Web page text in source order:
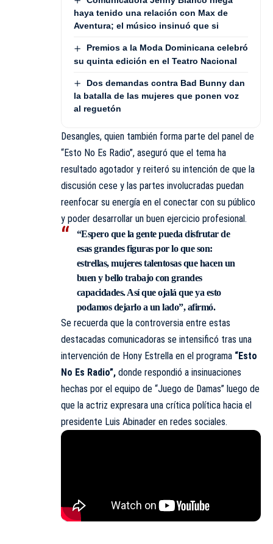
haya tenido una relación con Max de
Aventura; el músico insinuó que si
Premios a la Moda Dominicana celebró
su quinta edición en el Teatro Nacional
Dos demandas contra Bad Bunny dan
la batalla de las mujeres que ponen voz
al reguetón
Desangles, quien también forma parte del panel de
“Esto No Es Radio”, aseguró que el tema ha
resultado agotador y reiteró su intención de que la
discusión cese y las partes involucradas puedan
reenfocar su energía en el conectar con su público
y poder desarrollar un buen ejercicio profesional.
“Espero que la gente pueda disfrutar de
esas grandes figuras por lo que son:
estrellas, mujeres talentosas que hacen un
buen y bello trabajo con grandes
capacidades. Así que ojalá que ya esto
podamos dejarlo a un lado”, afirmó.
Se recuerda que la controversia entre estas
destacadas comunicadoras se intensificó tras una
intervención de Hony Estrella en el programa “Esto
No Es Radio”, donde respondió a insinuaciones
hechas por el equipo de “Juego de Damas” luego de
que la actriz expresara una crítica política hacia el
presidente Luis Abinader en redes sociales.